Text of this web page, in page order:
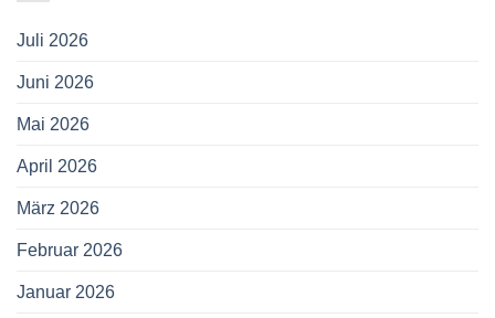
Juli 2026
Juni 2026
Mai 2026
April 2026
März 2026
Februar 2026
Januar 2026